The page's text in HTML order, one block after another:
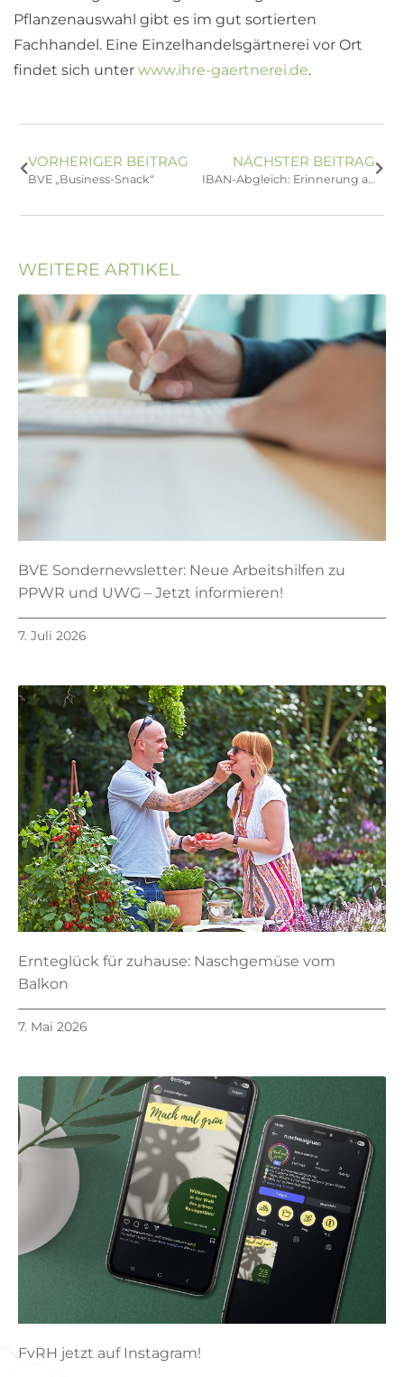
Pflanzenauswahl gibt es im gut sortierten
Fachhandel. Eine Einzelhandelsgärtnerei vor Ort
findet sich unter www.ihre-gaertnerei.de.
VORHERIGER BEITRAG
BVE „Business-Snack“
NÄCHSTER BEITRAG
IBAN-Abgleich: Erinnerung an die neuen EU-Vorgaben seit Oktober 2025
WEITERE ARTIKEL
BVE Sondernewsletter: Neue Arbeitshilfen zu
PPWR und UWG – Jetzt informieren!
7. Juli 2026
Ernteglück für zuhause: Naschgemüse vom
Balkon
7. Mai 2026
FvRH jetzt auf Instagram!